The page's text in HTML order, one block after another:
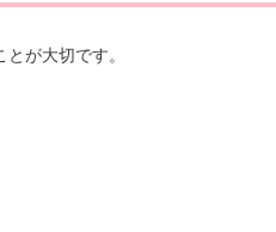
が大切です。